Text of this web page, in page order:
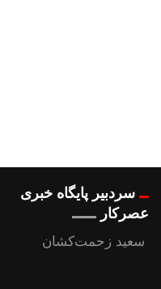
سردبیر پایگاه خبری
عصرکار
سعید زحمت‌کشان